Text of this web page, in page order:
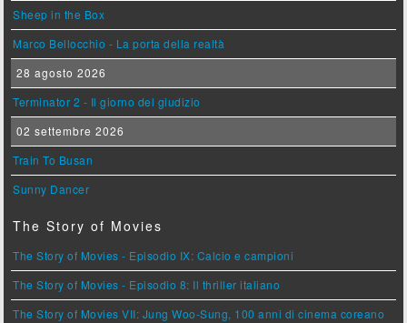
Sheep in the Box
Marco Bellocchio - La porta della realtà
28 agosto 2026
Terminator 2 - Il giorno del giudizio
02 settembre 2026
Train To Busan
Sunny Dancer
The Story of Movies
The Story of Movies - Episodio IX: Calcio e campioni
The Story of Movies - Episodio 8: Il thriller italiano
The Story of Movies VII: Jung Woo-Sung, 100 anni di cinema coreano